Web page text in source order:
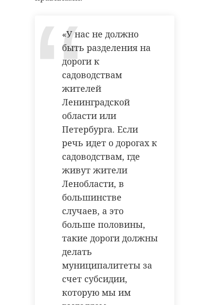
«У нас не должно
быть разделения на
дороги к
садоводствам
жителей
Ленинградской
области или
Петербурга. Если
речь идет о дорогах к
садоводствам, где
живут жители
Ленобласти, в
большинстве
случаев, а это
больше половины,
такие дороги должны
делать
муниципалитеты за
счет субсидии,
которую мы им